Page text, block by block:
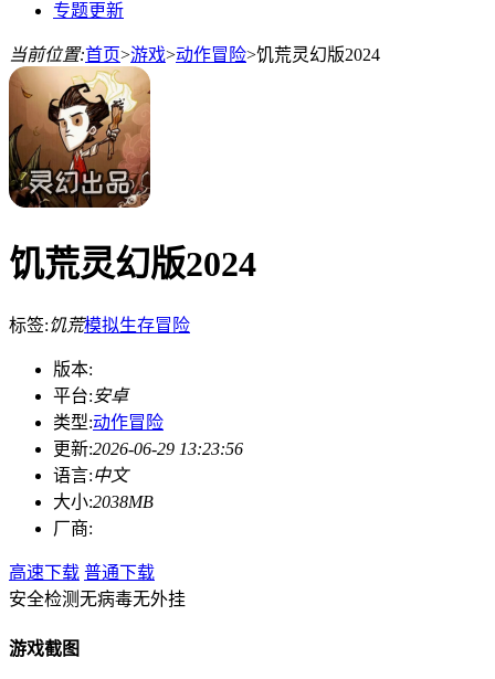
专题更新
当前位置:首页>游戏>动作冒险>饥荒灵幻版2024
饥荒灵幻版2024
标签:饥荒模拟生存冒险
版本:
平台:安卓
类型:动作冒险
更新:2026-06-29 13:23:56
语言:中文
大小:2038MB
厂商:
高速下载 普通下载
安全检测无病毒无外挂
游戏截图